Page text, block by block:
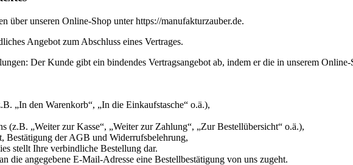
über unseren Online-Shop unter https://manufakturzauber.de.
Angebot zum Abschluss eines Vertrages.
Der Kunde gibt ein bindendes Vertragsangebot ab, indem er die in unserem
„In den Warenkorb“, „In die Einkaufstasche“ o.ä.),
„Weiter zur Kasse“, „Weiter zur Zahlung“, „Zur Bestellübersicht“ o.ä.),
Bestätigung der AGB und Widerrufsbelehrung,
stellt Ihre verbindliche Bestellung dar.
die angegebene E-Mail-Adresse eine Bestellbestätigung von uns zugeht.